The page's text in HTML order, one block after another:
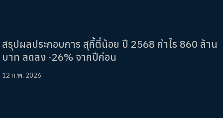
สรุปผลประกอบการ สุกี้ตี๋น้อย ปี 2568 กำไร 860 ล้าน
บาท ลดลง -26% จากปีก่อน
12 ก.พ. 2026